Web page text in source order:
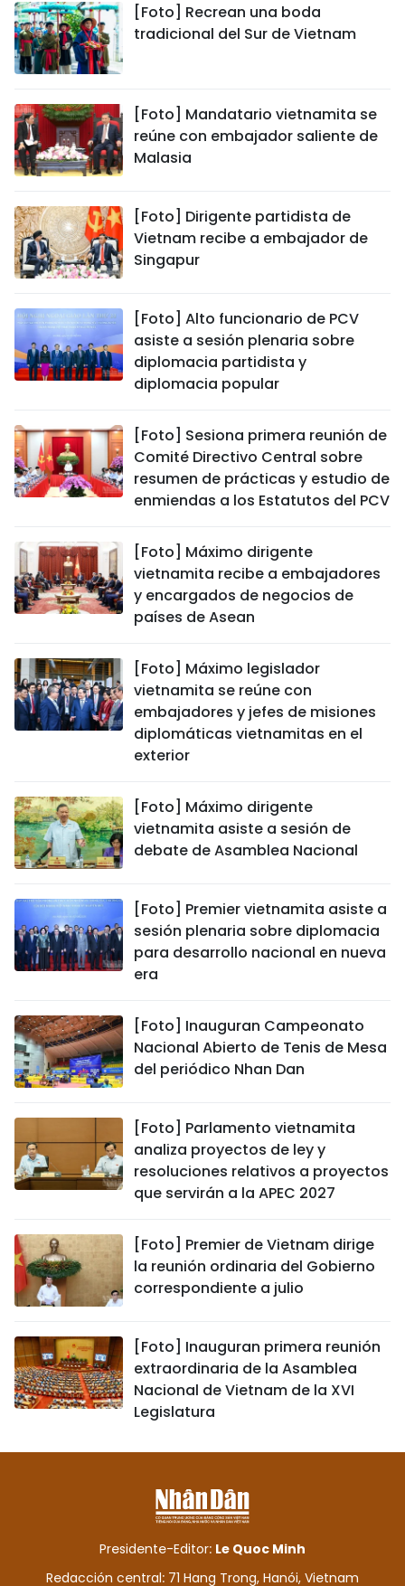
[Foto] Recrean una boda
tradicional del Sur de Vietnam
[Foto] Mandatario vietnamita se
reúne con embajador saliente de
Malasia
[Foto] Dirigente partidista de
Vietnam recibe a embajador de
Singapur
[Foto] Alto funcionario de PCV
asiste a sesión plenaria sobre
diplomacia partidista y
diplomacia popular
[Foto] Sesiona primera reunión de
Comité Directivo Central sobre
resumen de prácticas y estudio de
enmiendas a los Estatutos del PCV
[Foto] Máximo dirigente
vietnamita recibe a embajadores
y encargados de negocios de
países de Asean
[Foto] Máximo legislador
vietnamita se reúne con
embajadores y jefes de misiones
diplomáticas vietnamitas en el
exterior
[Foto] Máximo dirigente
vietnamita asiste a sesión de
debate de Asamblea Nacional
[Foto] Premier vietnamita asiste a
sesión plenaria sobre diplomacia
para desarrollo nacional en nueva
era
[Foto] Inauguran Campeonato
Nacional Abierto de Tenis de Mesa
del periódico Nhan Dan
[Foto] Parlamento vietnamita
analiza proyectos de ley y
resoluciones relativos a proyectos
que servirán a la APEC 2027
[Foto] Premier de Vietnam dirige
la reunión ordinaria del Gobierno
correspondiente a julio
[Foto] Inauguran primera reunión
extraordinaria de la Asamblea
Nacional de Vietnam de la XVI
Legislatura
Presidente-Editor: Le Quoc Minh
Redacción central: 71 Hang Trong, Hanói, Vietnam